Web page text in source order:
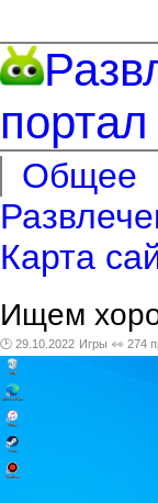
портал
Общее
Карта
Ищем
🕑 29.10.2022 Игры 👀 274